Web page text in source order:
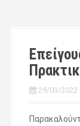
29/03/2022